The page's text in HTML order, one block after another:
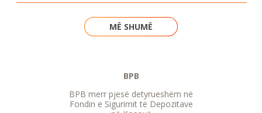
MË SHUMË
BPB
BPB merr pjesë detyrueshëm në
Fondin e Sigurimit të Depozitave